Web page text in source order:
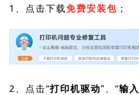
1、点击下载免费安装包 ；
2、点击“打印机驱动”、“输